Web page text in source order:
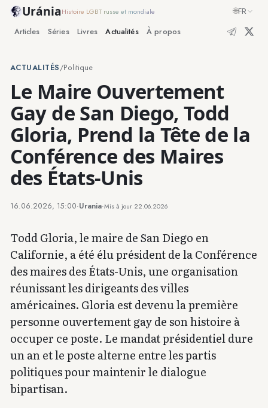
UrániaHistoire LGBT russe et mondiale 🌐FR
Articles Séries Livres Actualités À propos
ACTUALITÉS/Politique
Le Maire Ouvertement
Gay de San Diego, Todd
Gloria, Prend la Tête de la
Conférence des Maires
des États-Unis
16.06.2026, 15:00·Urania·Mis à jour 22.06.2026
Todd Gloria, le maire de San Diego en
Californie, a été élu président de la Conférence
des maires des États-Unis, une organisation
réunissant les dirigeants des villes
américaines. Gloria est devenu la première
personne ouvertement gay de son histoire à
occuper ce poste. Le mandat présidentiel dure
un an et le poste alterne entre les partis
politiques pour maintenir le dialogue
bipartisan.